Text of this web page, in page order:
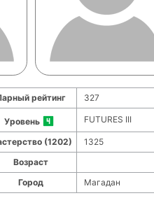
рейтинг 327
Уровень FUTURES III
(1202)
1325
Возраст
Город Магадан